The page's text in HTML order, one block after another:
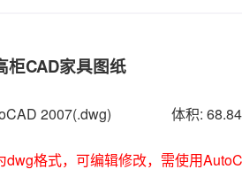
柜CAD家具图纸
2007(.dwg) 体积:
dwg格式，可编辑修改，需使用